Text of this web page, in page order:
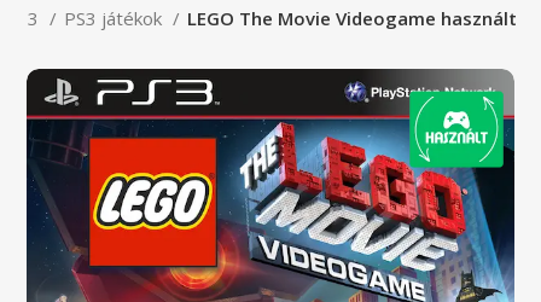
3 PS3 játékok LEGO The Movie Videogame használt